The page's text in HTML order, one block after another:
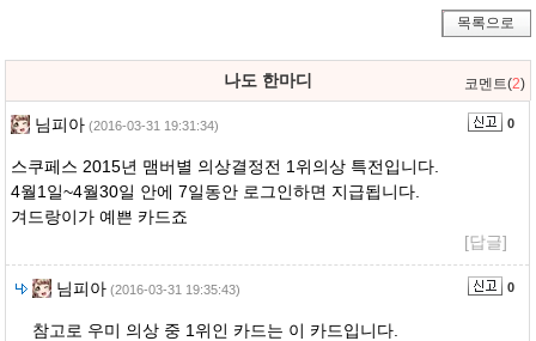
목록으로
나도 한마디 코멘트(2)
님피아 (2016-03-31 19:31:34) 0
스쿠페스 2015년 맴버별 의상결정전 1위의상 특전입니다.
4월1일~4월30일 안에 7일동안 로그인하면 지급됩니다.
겨드랑이가 예쁜 카드죠
[답글]
님피아 (2016-03-31 19:35:43) 0
참고로 우미 의상 중 1위인 카드는 이 카드입니다.